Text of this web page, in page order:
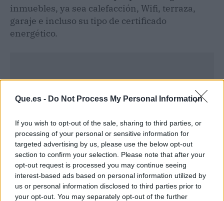
Que.es - Do Not Process My Personal Information
If you wish to opt-out of the sale, sharing to third parties, or
processing of your personal or sensitive information for
targeted advertising by us, please use the below opt-out
section to confirm your selection. Please note that after your
opt-out request is processed you may continue seeing
interest-based ads based on personal information utilized by
us or personal information disclosed to third parties prior to
your opt-out. You may separately opt-out of the further
inmuebles, ya sea calefacción, Wifi, terraza,
garaje e incluso su tipo de certificado
energético.